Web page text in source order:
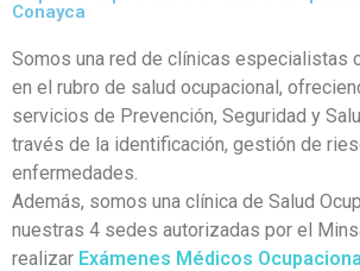
Conayca
Somos una red de clínicas especialistas
en el rubro de salud ocupacional,
servicios de Prevención, Seguridad y
través de la identificación, gestión de
enfermedades.
Además, somos una clínica de Salud
nuestras 4 sedes autorizadas por el
realizar Exámenes Médicos